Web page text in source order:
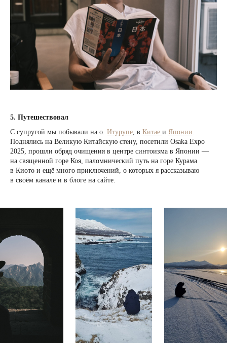
5. Путешествовал
С супругой мы побывали на о. Итурупе, в Китае и Японии.
Поднялись на Великую Китайскую стену, посетили Osaka Expo
2025, прошли обряд очищения в центре синтоизма в Японии —
на священной горе Коя, паломнический путь на горе Курама
в Киото и ещё много приключений, о которых я рассказываю
в своём канале и в блоге на сайте.